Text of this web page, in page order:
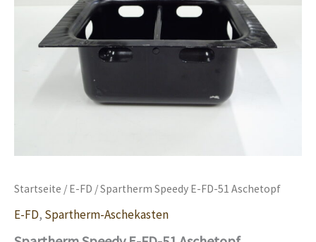
Startseite / E-FD / Spartherm Speedy E-FD-51 Aschetopf
E-FD, Spartherm-Aschekasten